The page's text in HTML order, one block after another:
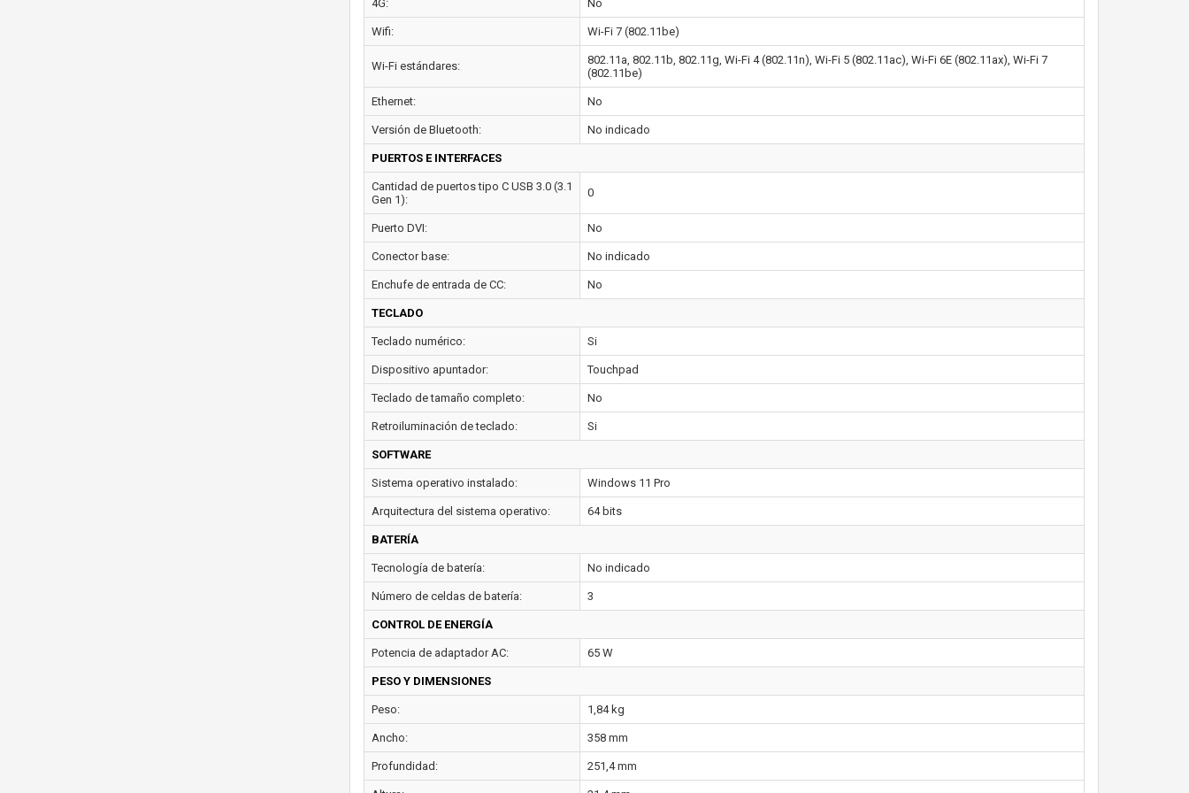
4G: No
Wifi: Wi-Fi 7 (802.11be)
Wi-Fi estándares:
802.11a, 802.11b, 802.11g, Wi-Fi 4 (802.11n), Wi-Fi 5 (802.11ac), Wi-Fi 6E (802.11ax), Wi-Fi 7
(802.11be)
Ethernet: No
Versión de Bluetooth: No indicado
PUERTOS E INTERFACES
Cantidad de puertos tipo C USB 3.0 (3.1
Gen 1):
0
Puerto DVI: No
Conector base: No indicado
Enchufe de entrada de CC: No
TECLADO
Teclado numérico: Si
Dispositivo apuntador: Touchpad
Teclado de tamaño completo: No
Retroiluminación de teclado: Si
SOFTWARE
Sistema operativo instalado: Windows 11 Pro
Arquitectura del sistema operativo: 64 bits
BATERÍA
Tecnología de batería: No indicado
Número de celdas de batería: 3
CONTROL DE ENERGÍA
Potencia de adaptador AC: 65 W
PESO Y DIMENSIONES
Peso: 1,84 kg
Ancho: 358 mm
Profundidad: 251,4 mm